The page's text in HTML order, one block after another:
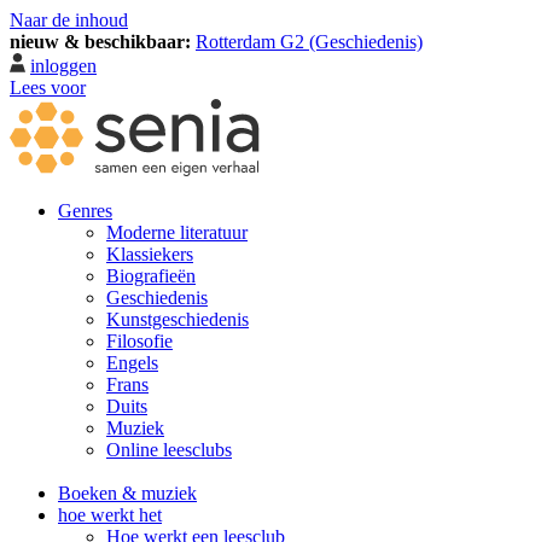
Naar de inhoud
nieuw & beschikbaar: Rotterdam G2 (Geschiedenis)
inloggen
Lees voor
Genres
Moderne literatuur
Klassiekers
Biografieën
Geschiedenis
Kunst­geschiedenis
Filosofie
Engels
Frans
Duits
Muziek
Online leesclubs
Boeken & muziek
hoe werkt het
Hoe werkt een leesclub